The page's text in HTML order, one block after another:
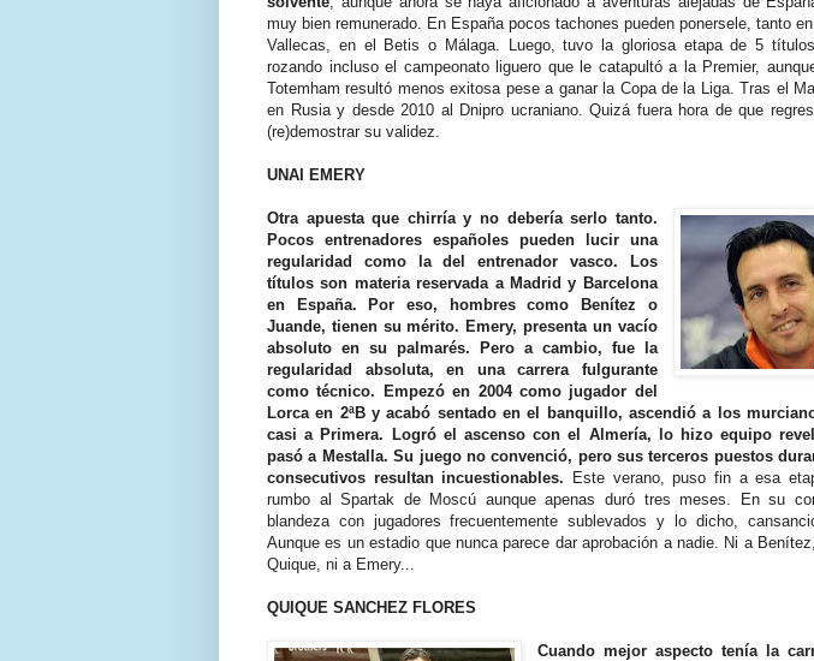
muy bien remunerado. En España pocos tachones pueden ponersele, tanto en
Vallecas, en el Betis o Málaga. Luego, tuvo la gloriosa etapa de 5
rozando incluso el campeonato liguero que le catapultó a la Premier,
Totemham resultó menos exitosa pese a ganar la Copa de la Liga. Tras el
en Rusia y desde 2010 al Dnipro ucraniano. Quizá fuera hora de que
(re)demostrar su validez.
UNAI EMERY
Otra apuesta que chirría y no debería serlo tanto.
Pocos entrenadores españoles pueden lucir una
regularidad como la del entrenador vasco. Los
títulos son materia reservada a Madrid y Barcelona
en España. Por eso, hombres como Benítez o
Juande, tienen su mérito. Emery, presenta un vacío
absoluto en su palmarés. Pero a cambio, fue la
regularidad absoluta, en una carrera fulgurante
como técnico. Empezó en 2004 como jugador del
Lorca en 2ªB y acabó sentado en el banquillo, ascendió a los
casi a Primera. Logró el ascenso con el Almería, lo hizo equipo
pasó a Mestalla. Su juego no convenció, pero sus terceros puestos
consecutivos resultan incuestionables. Este verano, puso fin a esa
rumbo al Spartak de Moscú aunque apenas duró tres meses. En su
blandeza con jugadores frecuentemente sublevados y lo dicho,
Aunque es un estadio que nunca parece dar aprobación a nadie. Ni a
Quique, ni a Emery...
QUIQUE SANCHEZ FLORES
Cuando mejor aspecto tenía la